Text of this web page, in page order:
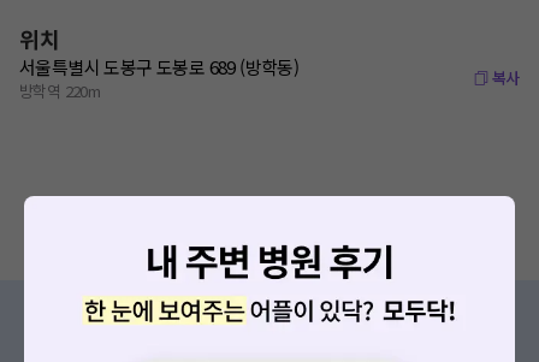
위치
서울특별시 도봉구 도봉로 689 (방학동)
방학역 220m
복사
증상/치료, 궁금한 점이 있나요?